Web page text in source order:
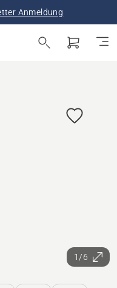
Anmeldung
1/6